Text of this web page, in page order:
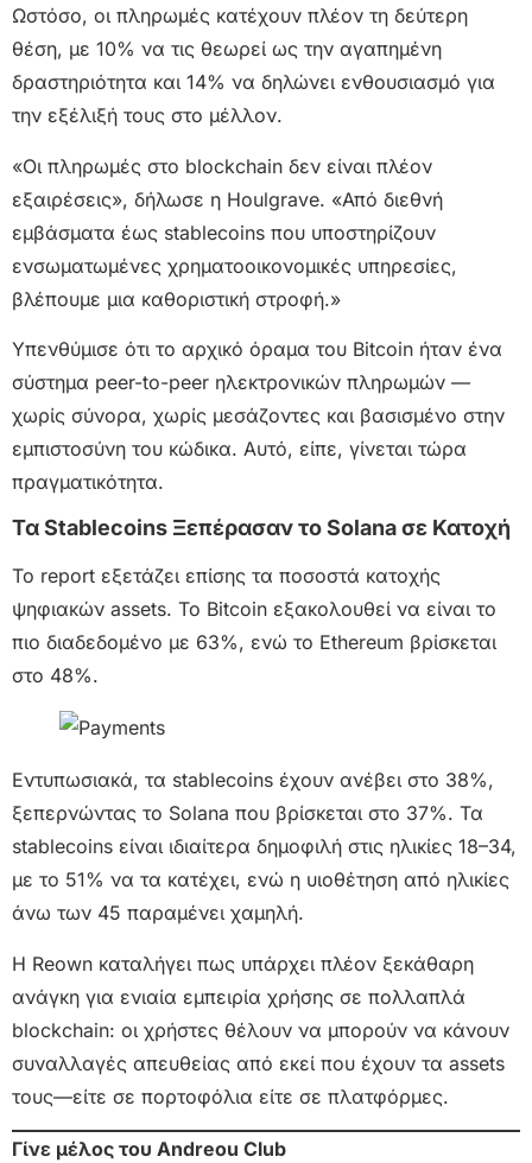
Ωστόσο, οι πληρωμές κατέχουν πλέον τη δεύτερη
θέση, με 10% να τις θεωρεί ως την αγαπημένη
δραστηριότητα και 14% να δηλώνει ενθουσιασμό για
την εξέλιξή τους στο μέλλον.
«Οι πληρωμές στο blockchain δεν είναι πλέον
εξαιρέσεις», δήλωσε η Houlgrave. «Από διεθνή
εμβάσματα έως stablecoins που υποστηρίζουν
ενσωματωμένες χρηματοοικονομικές υπηρεσίες,
βλέπουμε μια καθοριστική στροφή.»
Υπενθύμισε ότι το αρχικό όραμα του Bitcoin ήταν ένα
σύστημα peer-to-peer ηλεκτρονικών πληρωμών —
χωρίς σύνορα, χωρίς μεσάζοντες και βασισμένο στην
εμπιστοσύνη του κώδικα. Αυτό, είπε, γίνεται τώρα
πραγματικότητα.
Τα Stablecoins Ξεπέρασαν το Solana σε Κατοχή
Το report εξετάζει επίσης τα ποσοστά κατοχής
ψηφιακών assets. Το Bitcoin εξακολουθεί να είναι το
πιο διαδεδομένο με 63%, ενώ το Ethereum βρίσκεται
στο 48%.
Εντυπωσιακά, τα stablecoins έχουν ανέβει στο 38%,
ξεπερνώντας το Solana που βρίσκεται στο 37%. Τα
stablecoins είναι ιδιαίτερα δημοφιλή στις ηλικίες 18–34,
με το 51% να τα κατέχει, ενώ η υιοθέτηση από ηλικίες
άνω των 45 παραμένει χαμηλή.
Η Reown καταλήγει πως υπάρχει πλέον ξεκάθαρη
ανάγκη για ενιαία εμπειρία χρήσης σε πολλαπλά
blockchain: οι χρήστες θέλουν να μπορούν να κάνουν
συναλλαγές απευθείας από εκεί που έχουν τα assets
τους—είτε σε πορτοφόλια είτε σε πλατφόρμες.
Γίνε μέλος του Andreou Club